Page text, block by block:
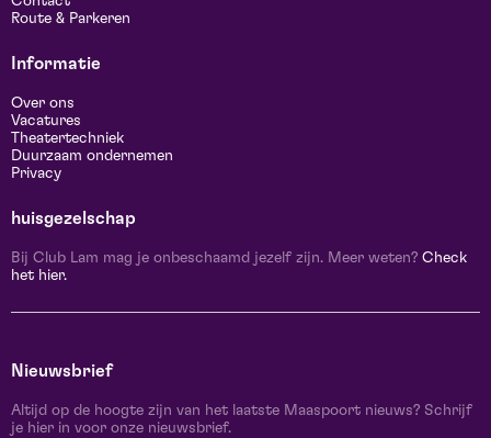
Route & Parkeren
Informatie
Over ons
Vacatures
Theatertechniek
Duurzaam ondernemen
Privacy
huisgezelschap
Bij Club Lam mag je onbeschaamd jezelf zijn. Meer weten? Check
het hier.
Nieuwsbrief
Altijd op de hoogte zijn van het laatste Maaspoort nieuws? Schrijf
je hier in voor onze nieuwsbrief.